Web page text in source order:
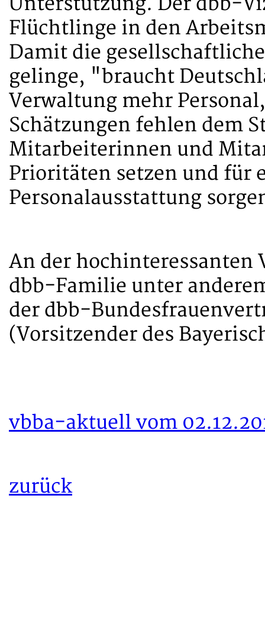
Flüchtlinge in den
Damit die
gelinge, "braucht
Verwaltung mehr
Schätzungen fehlen dem
Mitarbeiterinnen und
Prioritäten setzen und für
Personalausstattung
An der hochinteressanten
dbb-Familie unter
der dbb-
(Vorsitzender des
vbba-aktuell vom
zurück